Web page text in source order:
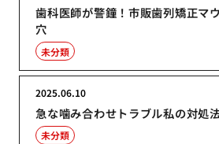
歯科医師が警鐘！市販歯列矯正マ
穴
未分類
急な噛み合わせトラブル私の対処
2025.06.10
未分類